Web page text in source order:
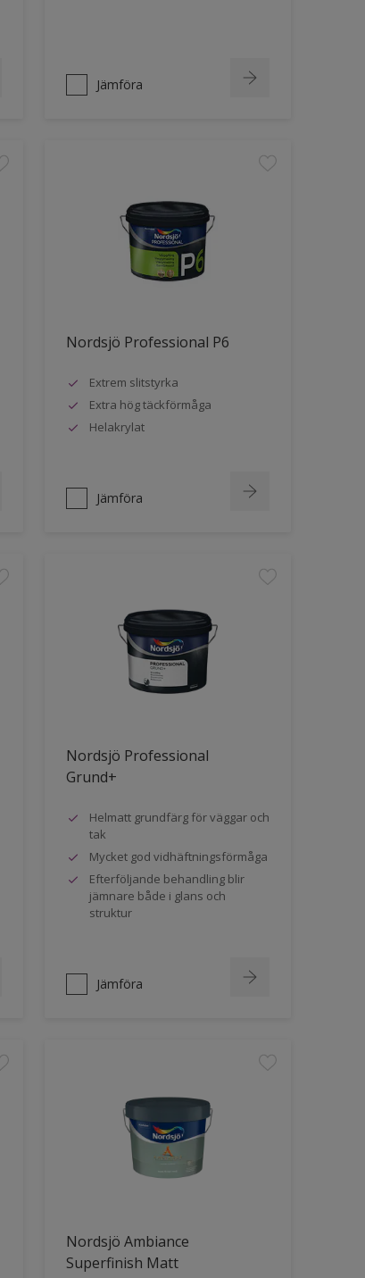
Jämföra
Nordsjö Professional P6
Extrem slitstyrka
Extra hög täckförmåga
Helakrylat
Jämföra
Nordsjö Professional
Grund+
Helmatt grundfärg för väggar och
tak
Mycket god vidhäftningsförmåga
Efterföljande behandling blir
jämnare både i glans och
struktur
Jämföra
Nordsjö Ambiance
Superfinish Matt